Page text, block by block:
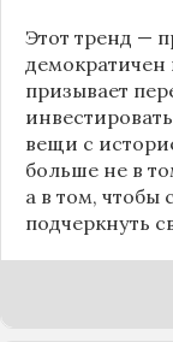
Этот тренд —
призывает
вещи с
больше не в
а в том,
подчеркнуть